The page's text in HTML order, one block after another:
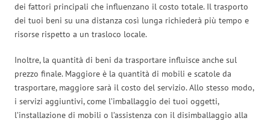
dei fattori principali che influenzano il costo totale. Il trasporto
dei tuoi beni su una distanza così lunga richiederà più tempo e
risorse rispetto a un trasloco locale.
Inoltre, la quantità di beni da trasportare influisce anche sul
prezzo finale. Maggiore è la quantità di mobili e scatole da
trasportare, maggiore sarà il costo del servizio. Allo stesso modo,
i servizi aggiuntivi, come l’imballaggio dei tuoi oggetti,
l’installazione di mobili o l’assistenza con il disimballaggio alla